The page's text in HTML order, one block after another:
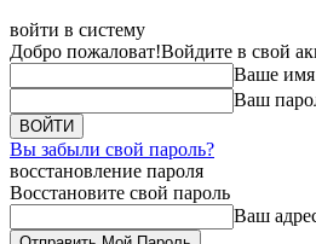
войти в систему
Добро пожаловат!Войдите в свой
Ваше имя
Ваш
Вы забыли свой пароль?
восстановление пароля
Восстановите свой пароль
Ваш